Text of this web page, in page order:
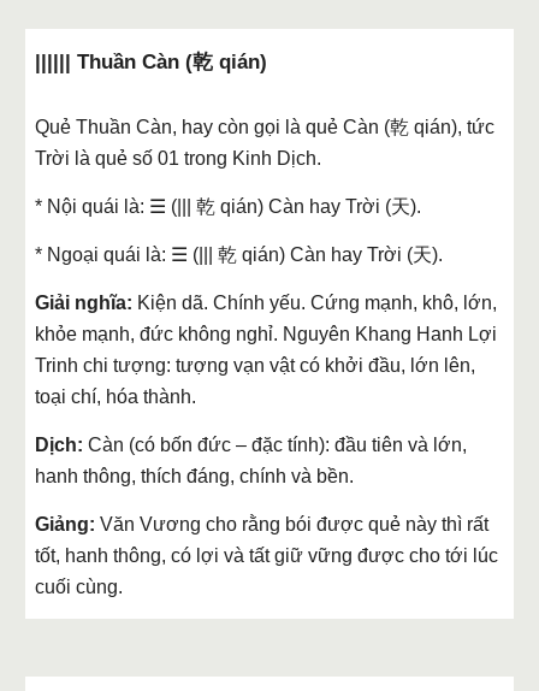
|||||| Thuần Càn (乾 qián)
Quẻ Thuần Càn, hay còn gọi là quẻ Càn (乾 qián), tức
Trời là quẻ số 01 trong Kinh Dịch.
* Nội quái là: ☰ (||| 乾 qián) Càn hay Trời (天).
* Ngoại quái là: ☰ (||| 乾 qián) Càn hay Trời (天).
Giải nghĩa: Kiện dã. Chính yếu. Cứng mạnh, khô, lớn,
khỏe mạnh, đức không nghỉ. Nguyên Khang Hanh Lợi
Trinh chi tượng: tượng vạn vật có khởi đầu, lớn lên,
toại chí, hóa thành.
Dịch: Càn (có bốn đức – đặc tính): đầu tiên và lớn,
hanh thông, thích đáng, chính và bền.
Giảng: Văn Vương cho rằng bói được quẻ này thì rất
tốt, hanh thông, có lợi và tất giữ vững được cho tới lúc
cuối cùng.